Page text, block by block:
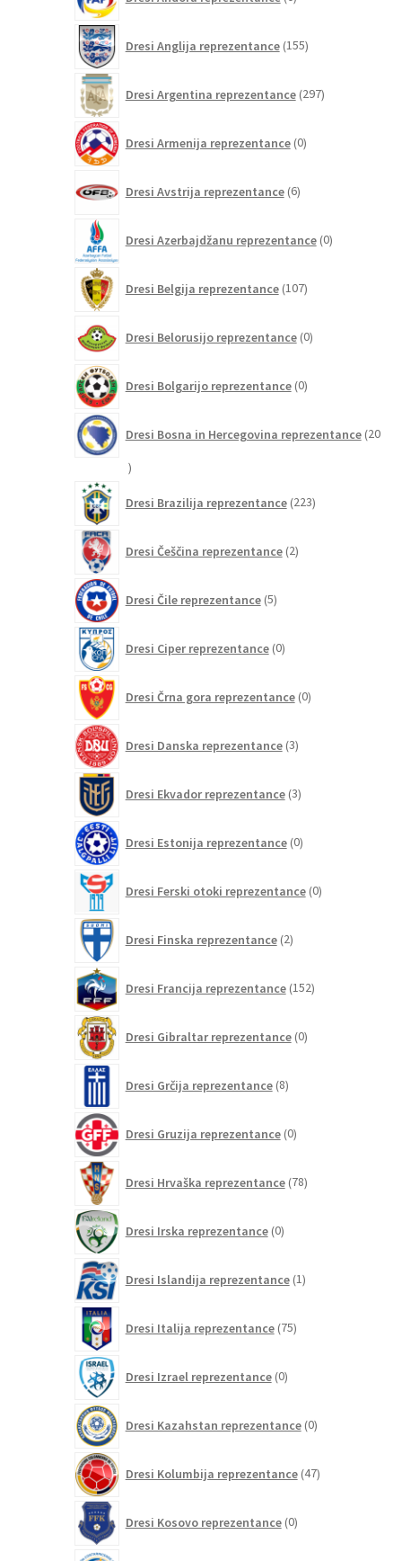
izdelkov
Dresi Anglija reprezentance 155izdelkov
Dresi Argentina reprezentance 297izdelkov
Dresi Armenija reprezentance 0izdelkov
Dresi Avstrija reprezentance 6izdelkov
Dresi Azerbajdžanu reprezentance 0izdelkov
Dresi Belgija reprezentance 107izdelkov
Dresi Belorusijo reprezentance 0izdelkov
Dresi Bolgarijo reprezentance 0izdelkov
Dresi Bosna in Hercegovina reprezentance 20
20
Dresi Brazilija reprezentance 223izdelkov
Dresi Češčina reprezentance 2izdelka
Dresi Čile reprezentance 5izdelkov
Dresi Ciper reprezentance 0izdelkov
Dresi Črna gora reprezentance 0izdelkov
Dresi Danska reprezentance 3izdelki
Dresi Ekvador reprezentance 3izdelki
Dresi Estonija reprezentance 0izdelkov
Dresi Ferski otoki reprezentance 0izdelkov
Dresi Finska reprezentance 2izdelka
Dresi Francija reprezentance 152izdelkov
Dresi Gibraltar reprezentance 0izdelkov
Dresi Grčija reprezentance 8izdelkov
Dresi Gruzija reprezentance 0izdelkov
Dresi Hrvaška reprezentance 78izdelkov
Dresi Irska reprezentance 0izdelkov
Dresi Islandija reprezentance 1izdelek
Dresi Italija reprezentance 75izdelkov
Dresi Izrael reprezentance 0izdelkov
Dresi Kazahstan reprezentance 0izdelkov
Dresi Kolumbija reprezentance 47izdelkov
Dresi Kosovo reprezentance 0izdelkov